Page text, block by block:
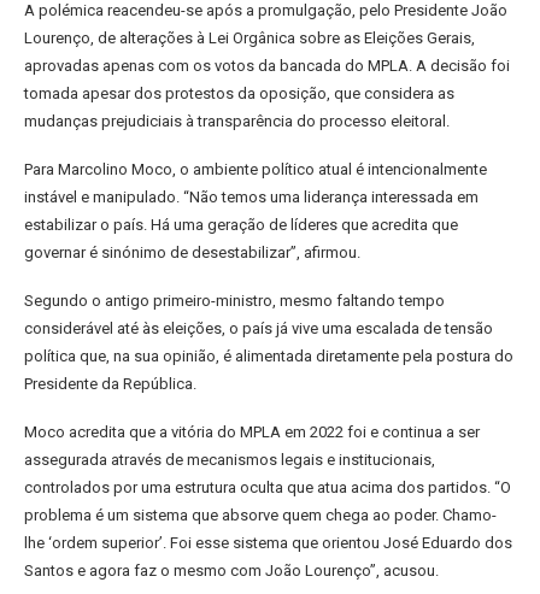
A polémica reacendeu-se após a promulgação, pelo Presidente João
Lourenço, de alterações à Lei Orgânica sobre as Eleições Gerais,
aprovadas apenas com os votos da bancada do MPLA. A decisão foi
tomada apesar dos protestos da oposição, que considera as
mudanças prejudiciais à transparência do processo eleitoral.
Para Marcolino Moco, o ambiente político atual é intencionalmente
instável e manipulado. “Não temos uma liderança interessada em
estabilizar o país. Há uma geração de líderes que acredita que
governar é sinónimo de desestabilizar”, afirmou.
Segundo o antigo primeiro-ministro, mesmo faltando tempo
considerável até às eleições, o país já vive uma escalada de tensão
política que, na sua opinião, é alimentada diretamente pela postura do
Presidente da República.
Moco acredita que a vitória do MPLA em 2022 foi e continua a ser
assegurada através de mecanismos legais e institucionais,
controlados por uma estrutura oculta que atua acima dos partidos. “O
problema é um sistema que absorve quem chega ao poder. Chamo-
lhe ‘ordem superior’. Foi esse sistema que orientou José Eduardo dos
Santos e agora faz o mesmo com João Lourenço”, acusou.